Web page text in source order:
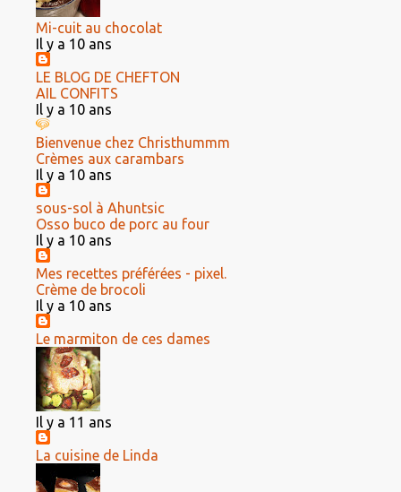
Mi-cuit au chocolat
Il y a 10 ans
LE BLOG DE CHEFTON
AIL CONFITS
Il y a 10 ans
Bienvenue chez Christhummm
Crèmes aux carambars
Il y a 10 ans
sous-sol à Ahuntsic
Osso buco de porc au four
Il y a 10 ans
Mes recettes préférées - pixel.
Crème de brocoli
Il y a 10 ans
Le marmiton de ces dames
Il y a 11 ans
La cuisine de Linda